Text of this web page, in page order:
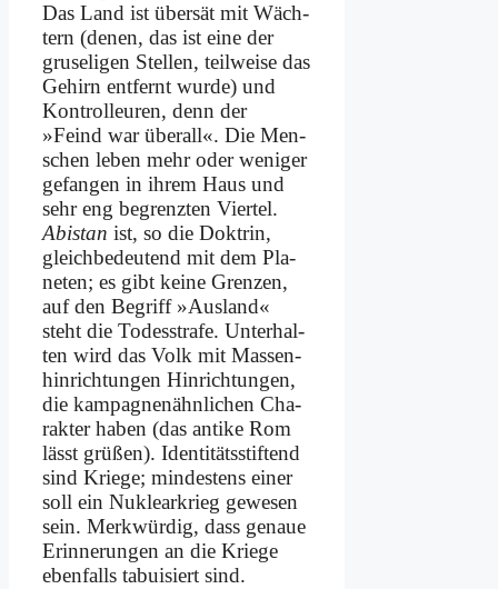
Das Land ist über­sät mit Wäch­
tern (de­nen, das ist ei­ne der
gru­se­li­gen Stel­len, teil­wei­se das
Ge­hirn ent­fernt wur­de) und
Kon­trol­leu­ren, denn der
»Feind war über­all«. Die Men­
schen le­ben mehr oder we­ni­ger
ge­fan­gen in ih­rem Haus und
sehr eng be­grenz­ten Vier­tel.
Abi­stan ist, so die Dok­trin,
gleich­be­deu­tend mit dem Pla­
ne­ten; es gibt kei­ne Gren­zen,
auf den Be­griff »Aus­land«
steht die To­des­stra­fe. Un­ter­hal­
ten wird das Volk mit Mas­sen­
hin­rich­tun­gen Hin­rich­tun­gen,
die kam­pa­gnen­ähn­li­chen Cha­
rak­ter ha­ben (das an­ti­ke Rom
lässt grü­ßen). Iden­ti­täts­stif­tend
sind Krie­ge; min­de­stens ei­ner
soll ein Nu­kle­ar­krieg ge­we­sen
sein. Merk­wür­dig, dass ge­naue
Er­in­ne­run­gen an die Krie­ge
eben­falls ta­bui­siert sind.